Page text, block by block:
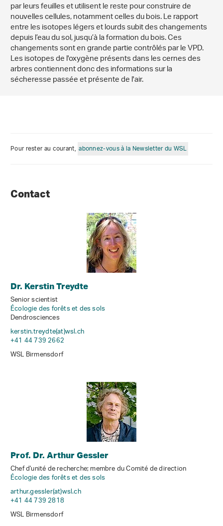
par leurs feuilles et utilisent le reste pour construire de
nouvelles cellules, notamment celles du bois. Le rapport
entre les isotopes légers et lourds subit des changements
depuis l’eau du sol, jusqu’à la formation du bois. Ces
changements sont en grande partie contrôlés par le VPD.
Les isotopes de l'oxygène présents dans les cernes des
arbres contiennent donc des informations sur la
sécheresse passée et présente de l'air.
Pour rester au courant, abonnez-vous à la Newsletter du WSL
Contact
Dr. Kerstin Treydte
Senior scientist
Écologie des forêts et des sols
Dendrosciences
kerstin.treydte(at)wsl.ch
+41 44 739 2662
WSL Birmensdorf
Prof. Dr. Arthur Gessler
Chef d'unité de recherche; membre du Comité de direction
Écologie des forêts et des sols
arthur.gessler(at)wsl.ch
+41 44 739 2818
WSL Birmensdorf